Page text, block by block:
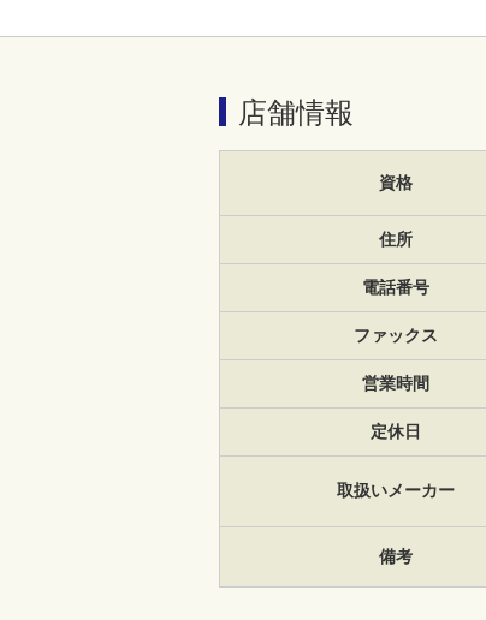
店舗情報
資格
住所
電話番号
ファックス
営業時間
定休日
取扱いメーカー
備考